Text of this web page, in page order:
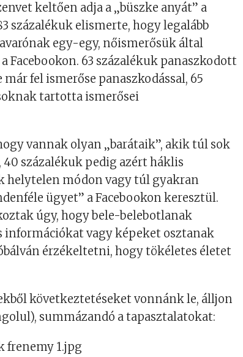
keltően adja a „büszke anyát” a
százalékuk elismerte, hogy legalább
egy-egy, nőismerősük által
Facebookon. 63 százalékuk panaszkodott
fel ismerőse panaszkodással, 65
tartotta ismerősei
vannak olyan „barátaik”, akik túl sok
százalékuk pedig azért háklis
helytelen módon vagy túl gyakran
ügyet” a Facebookon keresztül.
úgy, hogy bele-belebotlanak
információkat vagy képeket osztanak
érzékeltetni, hogy tökéletes életet
következtetéseket vonnánk le, álljon
summázandó a tapasztalatokat: